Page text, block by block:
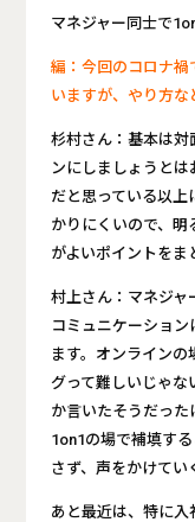
マネジャー同士で
編：今回のコロナ禍
いますが、やり方な
杉村さん：基本は対
ンにしましょうと
だと思っている以上
かりにくいので、明
がよいポイントをま
村上さん：マネジャ
コミュニケーショ
ます。オンライン
グって難しいじゃな
か言いたそうだった
1on1の場で補填す
さず、声をかけてい
あと最近は、特に